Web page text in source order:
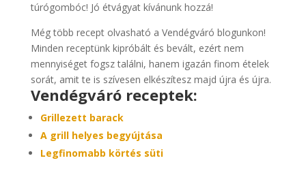
túrógombóc! Jó étvágyat kívánunk hozzá!
Még több recept olvasható a Vendégváró blogunkon!
Minden receptünk kipróbált és bevált, ezért nem
mennyiséget fogsz találni, hanem igazán finom ételek
sorát, amit te is szívesen elkészítesz majd újra és újra.
Vendégváró receptek:
Grillezett barack
A grill helyes begyújtása
Legfinomabb körtés süti